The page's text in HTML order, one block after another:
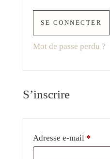
SE CONNECTER
Mot de passe perdu ?
S’inscrire
Adresse e-mail*